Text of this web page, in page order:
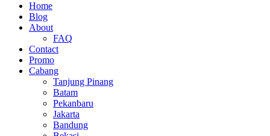
Home
Blog
About
FAQ
Contact
Promo
Cabang
Tanjung Pinang
Batam
Pekanbaru
Jakarta
Bandung